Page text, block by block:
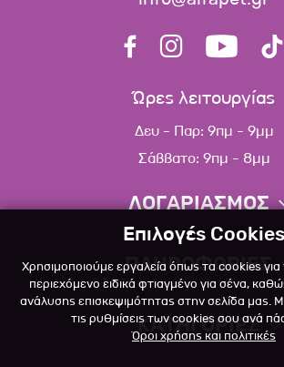
Ώρες λειτουργίας
Δευ - Παρ: 9πμ - 9μμ
Σάββατο: 9πμ - 8μμ
ΛΟΓΑΡΙΑΣΜΟΣ
Πληροφορίες
Λίστα αγαπημένων
Πολιτική
ΠΛΗΡΟΦΟΡΙΕΣ
Σχετικά
Επικοινωνία
ΚΑΤΗΓΟΡΙΕΣ
Επιλογές Cookies
Χρησιμοποιούμε εργαλεία όπως τα cookies
περιεχόμενο ειδικά φτιαγμένο για σένα,
ανάλυσης επισκεψιμότητας στην σελίδα μας.
τις ρυθμίσεις των cookies σου ανά
Όροι χρήσης και πολιτικές